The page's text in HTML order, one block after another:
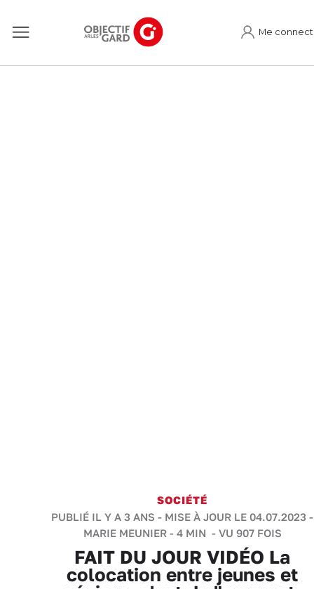
Me
SOCIÉTÉ
PUBLIÉ IL Y A 3 ANS - MISE À JOUR LE 04.07.2023 -
MARIE MEUNIER- 4 MIN - VU 907 FOIS
FAIT DU JOUR VIDÉO La
colocation entre jeunes et